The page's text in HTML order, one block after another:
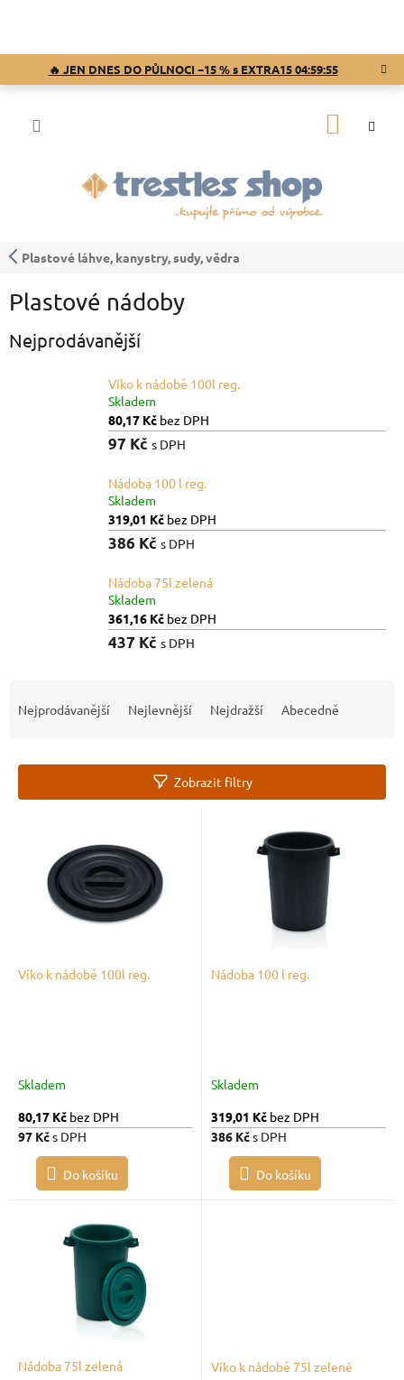
🔥 JEN DNES DO PŮLNOCI −15 % s EXTRA1504:59:54
Plastové láhve, kanystry, sudy, vědra
Plastové nádoby
Nejprodávanější
Víko k nádobě 100l reg.
Skladem
80,17 Kč bez DPH
97 Kč s DPH
Nádoba 100 l reg.
Skladem
319,01 Kč bez DPH
386 Kč s DPH
Nádoba 75l zelená
Skladem
361,16 Kč bez DPH
437 Kč s DPH
Nejprodávanější Nejlevnější Nejdražší Abecedně
Zobrazit filtry
dVíko k nádobě 100l reg.
Skladem
80,17 Kč bez DPH
97 Kčs DPH
Do košíku
Nádoba 100 l reg.
Skladem
319,01 Kč bez DPH
386 Kčs DPH
Do košíku
Nádoba 75l zelená Víko k nádobě 75l zelené